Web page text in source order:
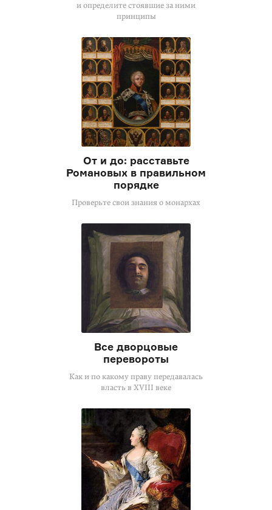
и определите стоявшие за ними
принципы
От и до: расставьте
Романовых в правильном
порядке
Проверьте свои знания о монархах
Все дворцовые
перевороты
Как и по какому праву передавалась
власть в XVIII веке